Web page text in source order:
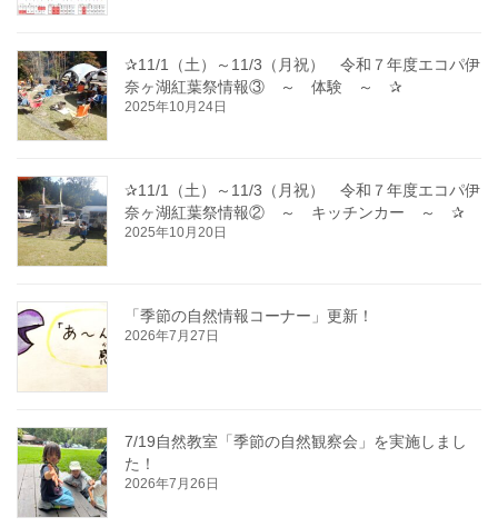
✰11/1（土）～11/3（月祝） 令和７年度エコパ伊
奈ヶ湖紅葉祭情報③ ～ 体験 ～ ✰
2025年10月24日
✰11/1（土）～11/3（月祝） 令和７年度エコパ伊
奈ヶ湖紅葉祭情報② ～ キッチンカー ～ ✰
2025年10月20日
「季節の自然情報コーナー」更新！
2026年7月27日
7/19自然教室「季節の自然観察会」を実施しまし
た！
2026年7月26日